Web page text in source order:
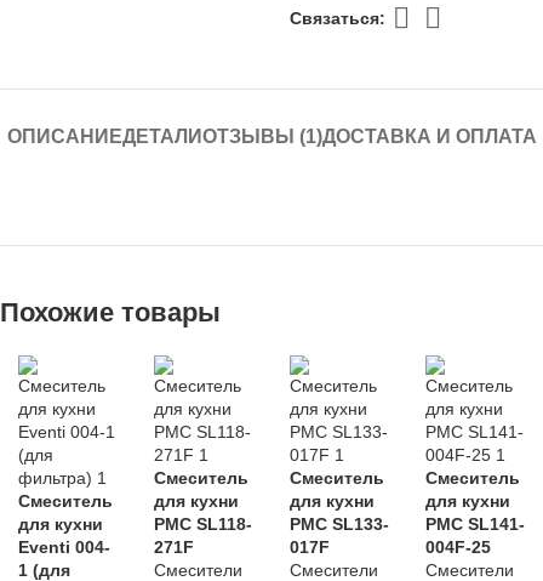
Связаться:
ОПИСАНИЕДЕТАЛИОТЗЫВЫ (1)ДОСТАВКА И ОПЛАТА
Похожие товары
Смеситель
для кухни
Eventi 004-
1 (для
Смеситель
для кухни
РМС SL118-
271F
Смесители
Смеситель
для кухни
РМС SL133-
017F
Смесители
Смеситель
для кухни
РМС SL141-
004F-25
Смесители